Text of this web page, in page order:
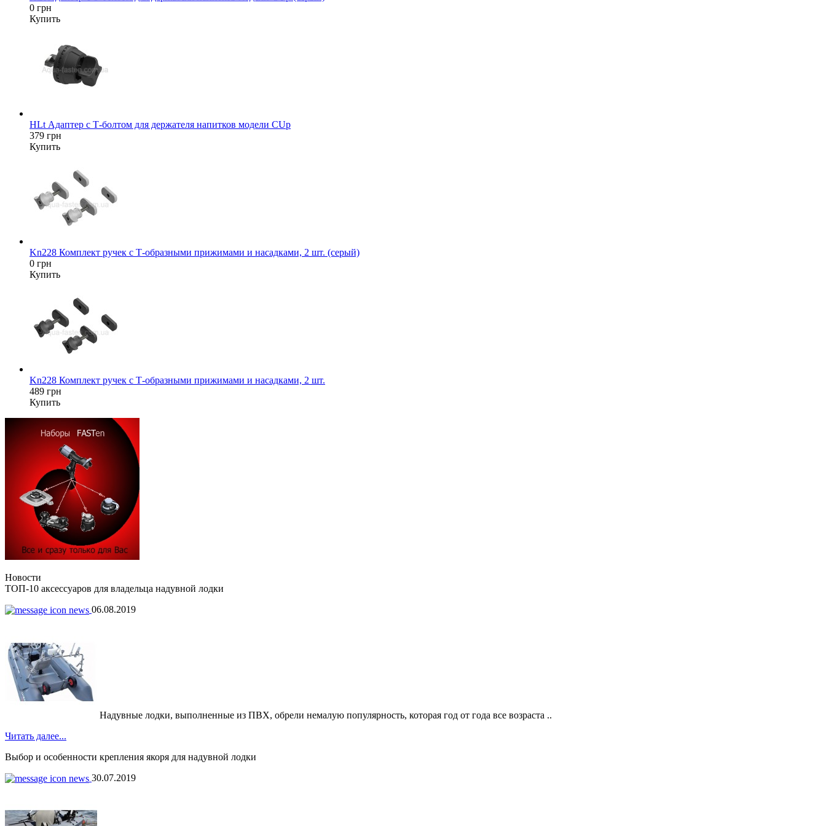
0 грн
Купить
HLt Адаптер c Т-болтом для держателя напитков модели CUp
379 грн
Купить
Kn228 Комплект ручек с Т-образными прижимами и насадками, 2 шт. (серый)
0 грн
Купить
Kn228 Комплект ручек с Т-образными прижимами и насадками, 2 шт.
489 грн
Купить
Новости
ТОП-10 аксессуаров для владельца надувной лодки
06.08.2019
Надувные лодки, выполненные из ПВХ, обрели немалую популярность, которая год от года все возраста ..
Читать далее...
Выбор и особенности крепления якоря для надувной лодки
30.07.2019